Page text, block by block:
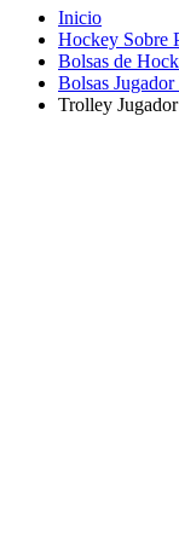
Inicio
Hockey Sobre
Bolsas de
Bolsas
Trolley